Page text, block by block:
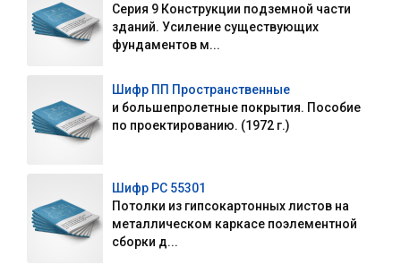
Серия 9 Конструкции подземной части
зданий. Усиление существующих
фундаментов м...
Шифр ПП Пространственные
и большепролетные покрытия. Пособие
по проектированию. (1972 г.)
Шифр РС 55301
Потолки из гипсокартонных листов на
металлическом каркасе поэлементной
сборки д...